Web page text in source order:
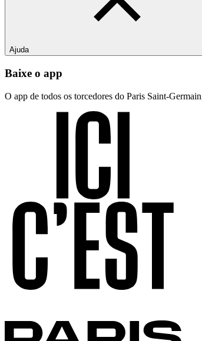
Ajuda
Baixe o app
O app de todos os torcedores do Paris Saint-